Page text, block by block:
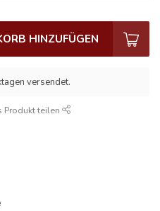
HINZUFÜGEN
versendet.
Produkt teilen